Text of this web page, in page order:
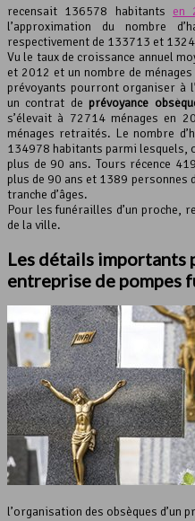
recensait 136578 habitants en
l’approximation du nombre
respectivement de 133713 et
Vu le taux de croissance annuel
et 2012 et un nombre de
prévoyants pourront organiser à
un contrat de prévoyance
s’élevait à 72714 ménages en
ménages retraités. Le nombre
134978 habitants parmi lesquels,
plus de 90 ans. Tours récence
plus de 90 ans et 1389 personnes
tranche d’âges.
Pour les funérailles d’un proche,
de la ville.
Les détails importants
entreprise de pompes
l’organisation des obsèques d’un